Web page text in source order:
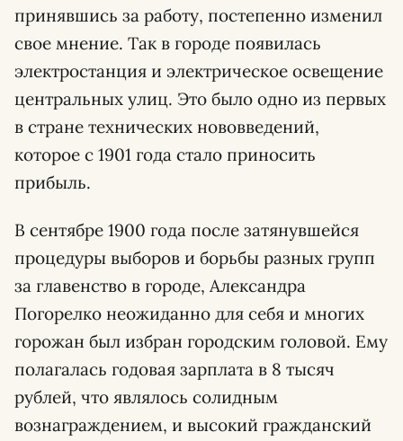
принявшись за работу, постепенно изменил
свое мнение. Так в городе появилась
электростанция и электрическое освещение
центральных улиц. Это было одно из первых
в стране технических нововведений,
которое с 1901 года стало приносить
прибыль.
В сентябре 1900 года после затянувшейся
процедуры выборов и борьбы разных групп
за главенство в городе, Александра
Погорелко неожиданно для себя и многих
горожан был избран городским головой. Ему
полагалась годовая зарплата в 8 тысяч
рублей, что являлось солидным
вознаграждением, и высокий гражданский